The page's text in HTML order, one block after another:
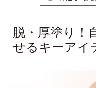
脱・厚塗り！
せるキーアイ